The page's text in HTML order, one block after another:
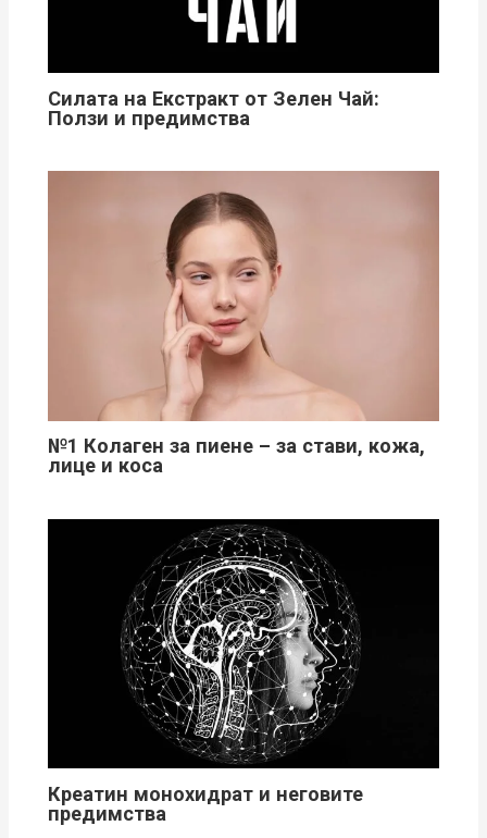
Силата на Екстракт от Зелен Чай:
Ползи и предимства
№1 Колаген за пиене – за стави, кожа,
лице и коса
Креатин монохидрат и неговите
предимства